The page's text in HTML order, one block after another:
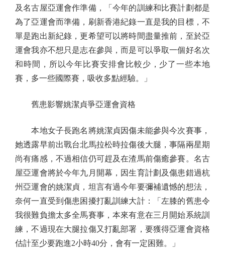
及名古屋亞運會作準備，「今年的訓練和比賽計劃都是
為了亞運會而準備，刷新香港紀錄一直是我的目標，不
單是跑出新紀錄，更希望可以將時間盡量推前，至於亞
運會我亦不想只是志在參與，而是可以爭取一個好名次
和時間，所以今年比賽安排會比較少，少了一些本地
賽，多一些國際賽，吸收多點經驗。」
舊患影響姚潔貞爭亞運會資格
本地女子長跑名將姚潔貞因傷未能參與今次賽事，
她透露早前出戰台北馬拉松時拉傷後大腿，事隔兩星期
尚有痛感，不過相信仍可趕及在渣馬前傷癒參賽。名古
屋亞運會將於今年九月開幕，因生育計劃及傷患錯過杭
州亞運會的姚潔貞，坦言有過今年要彌補遺憾的想法，
奈何一直受到傷患困擾打亂訓練大計：「左膝的舊患令
我很難負擔太多全馬賽事，本來有意在三月開始系統訓
練，不過現在大腿拉傷又打亂部署，要獲得亞運會資格
估計至少要跑進2小時40分，會有一定困難。」